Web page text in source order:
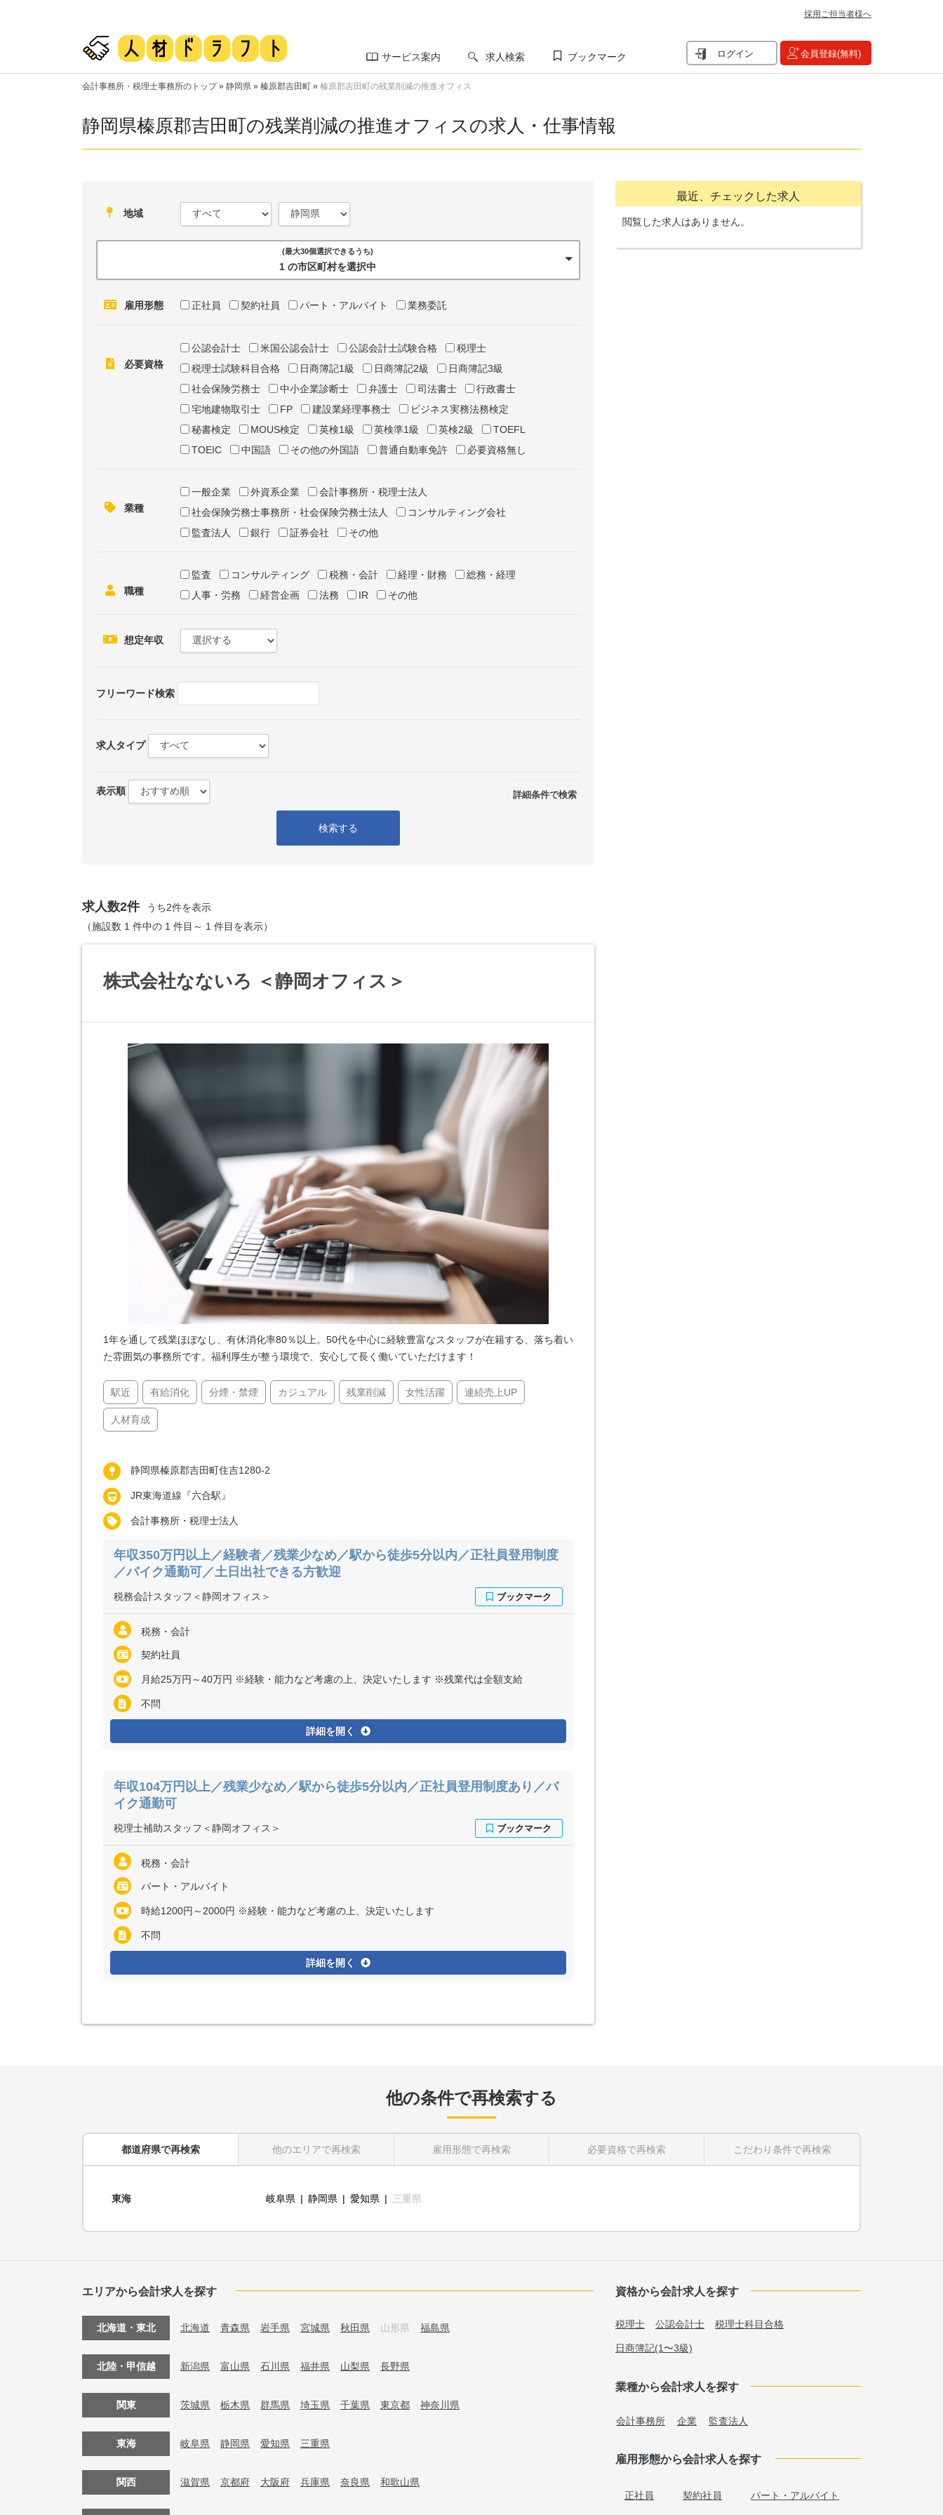
採用ご担当者様へ
サービス案内 求人検索 ブックマーク ログイン 会員登録(無料)
会計事務所・税理士事務所のトップ» 静岡県 » 榛原郡吉田町 » 榛原郡吉田町の残業削減の推進オフィス
静岡県榛原郡吉田町の残業削減の推進オフィスの求人・仕事情報
地域
(最大30個選択できるうち)
1 の市区町村を選択中
雇用形態 正社員 契約社員 パート・アルバイト 業務委託
必要資格
公認会計士 米国公認会計士 公認会計士試験合格
税理士
税理士試験科目合格
日商簿記1級 日商簿記2級
日商簿記3級
社会保険労務士
中小企業診断士 弁護士 司法書士
行政書士
宅地建物取引士
FP 建設業経理事務士
ビジネス実務法務検定
秘書検定
MOUS検定 英検1級 英検準1級 英検2級
TOEFL
TOEIC
中国語 その他の外国語 普通自動車免許 必要資格無し
業種
一般企業 外資系企業
会計事務所・税理士法人
社会保険労務士事務所・社会保険労務士法人
コンサルティング会社
監査法人
銀行 証券会社 その他
職種
監査 コンサルティング 税務・会計 経理・財務
総務・経理
人事・労務
経営企画 法務 IR その他
想定年収
フリーワード検索
求人タイプ
Show
表示
詳細条件で検索
表示順
検索する
求人数2件
うち2件を表示
（施設数 1 件中の 1 件目～ 1 件目を表示）
株式会社なないろ ＜静岡オフィス＞
1年を通して残業ほぼなし、有休消化率80％以上。50代を中心に経験豊富なスタッフが在籍する、落ち着い
た雰囲気の事務所です。福利厚生が整う環境で、安心して長く働いていただけます！
駅近 有給消化 分煙・禁煙 カジュアル 残業削減 女性活躍 連続売上UP
人材育成
静岡県榛原郡吉田町住吉1280-2
JR東海道線『六合駅』
会計事務所・税理士法人
年収350万円以上／経験者／残業少なめ／駅から徒歩5分以内／正社員登用制度
／バイク通勤可／土日出社できる方歓迎
税務会計スタッフ＜静岡オフィス＞
税務・会計
契約社員
月給25万円～40万円 ※経験・能力など考慮の上、決定いたします ※残業代は全額支給
不問
詳細を開く
年収104万円以上／残業少なめ／駅から徒歩5分以内／正社員登用制度あり／バ
イク通勤可
税理士補助スタッフ＜静岡オフィス＞
税務・会計
パート・アルバイト
時給1200円～2000円 ※経験・能力など考慮の上、決定いたします
不問
詳細を開く
最近、チェックした求人
閲覧した求人はありません。
他の条件で再検索する
都道府県で再検索 他のエリアで再検索 雇用形態で再検索 必要資格で再検索 こだわり条件で再検索
東海 岐阜県 静岡県 愛知県 三重県
エリアから会計求人を探す
北海道・東北 北海道 青森県 岩手県 宮城県 秋田県 山形県 福島県
北陸・甲信越 新潟県 富山県 石川県 福井県 山梨県 長野県
関東 茨城県 栃木県 群馬県 埼玉県 千葉県 東京都 神奈川県
東海 岐阜県 静岡県 愛知県 三重県
関西 滋賀県 京都府 大阪府 兵庫県 奈良県 和歌山県
資格から会計求人を探す
税理士 公認会計士 税理士科目合格
日商簿記(1〜3級)
業種から会計求人を探す
会計事務所 企業 監査法人
雇用形態から会計求人を探す
正社員 契約社員 パート・アルバイト